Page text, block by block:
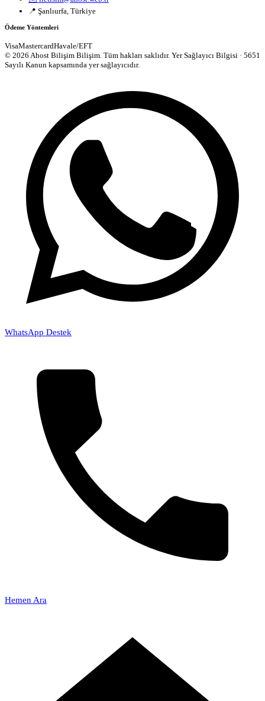
📍 Şanlıurfa, Türkiye
Ödeme Yöntemleri
VisaMastercardHavale/EFT
© 2026 Ahost Bilişim Bilişim. Tüm hakları saklıdır. Yer Sağlayıcı Bilgisi · 5651
Sayılı Kanun kapsamında yer sağlayıcıdır.
WhatsApp Destek
Hemen Ara